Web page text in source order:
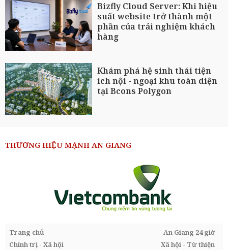
Bizfly Cloud Server: Khi hiệu
suất website trở thành một
phần của trải nghiệm khách
hàng
Khám phá hệ sinh thái tiện
ích nội - ngoại khu toàn diện
tại Bcons Polygon
THƯƠNG HIỆU MẠNH AN GIANG
Trang chủ
An Giang 24 giờ
Chính trị - Xã hội
Xã hội - Từ thiện